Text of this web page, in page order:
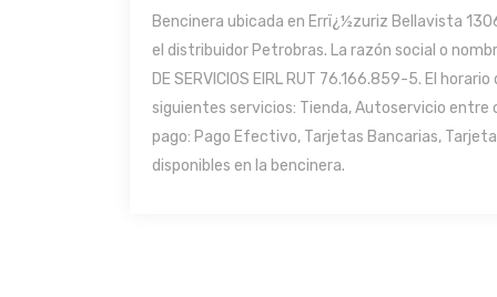
Bencinera ubicada en Errï¿½zuriz Bellavista
el distribuidor Petrobras. La razón social o
DE SERVICIOS EIRL RUT 76.166.859-5. El
siguientes servicios: Tienda, Autoservicio
pago: Pago Efectivo, Tarjetas Bancarias,
disponibles en la bencinera.